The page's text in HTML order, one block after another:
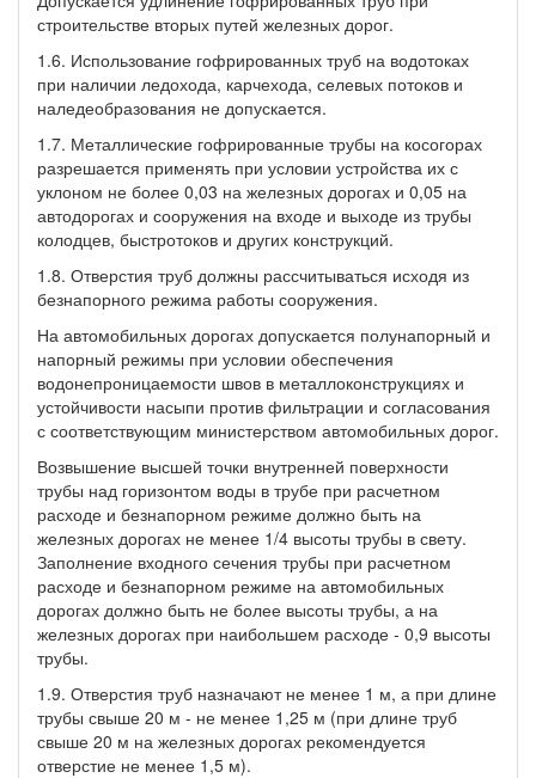
строительстве вторых путей железных дорог.
1.6. Использование гофрированных труб на водотоках
при наличии ледохода, карчехода, селевых потоков и
наледеобразования не допускается.
1.7. Металлические гофрированные трубы на косогорах
разрешается применять при условии устройства их с
уклоном не более 0,03 на железных дорогах и 0,05 на
автодорогах и сооружения на входе и выходе из трубы
колодцев, быстротоков и других конструкций.
1.8. Отверстия труб должны рассчитываться исходя из
безнапорного режима работы сооружения.
На автомобильных дорогах допускается полунапорный и
напорный режимы при условии обеспечения
водонепроницаемости швов в металлоконструкциях и
устойчивости насыпи против фильтрации и согласования
с соответствующим министерством автомобильных дорог.
Возвышение высшей точки внутренней поверхности
трубы над горизонтом воды в трубе при расчетном
расходе и безнапорном режиме должно быть на
железных дорогах не менее 1/4 высоты трубы в свету.
Заполнение входного сечения трубы при расчетном
расходе и безнапорном режиме на автомобильных
дорогах должно быть не более высоты трубы, а на
железных дорогах при наибольшем расходе - 0,9 высоты
трубы.
1.9. Отверстия труб назначают не менее 1 м, а при длине
трубы свыше 20 м - не менее 1,25 м (при длине труб
свыше 20 м на железных дорогах рекомендуется
отверстие не менее 1,5 м).